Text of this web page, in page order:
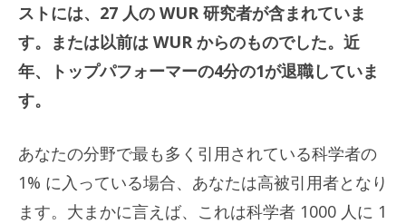
ストには、27 人の WUR 研究者が含まれていま
す。または以前は WUR からのものでした。近
年、トップパフォーマーの4分の1が退職していま
す。
あなたの分野で最も多く引用されている科学者の
1% に入っている場合、あなたは高被引用者となり
ます。大まかに言えば、これは科学者 1000 人に 1